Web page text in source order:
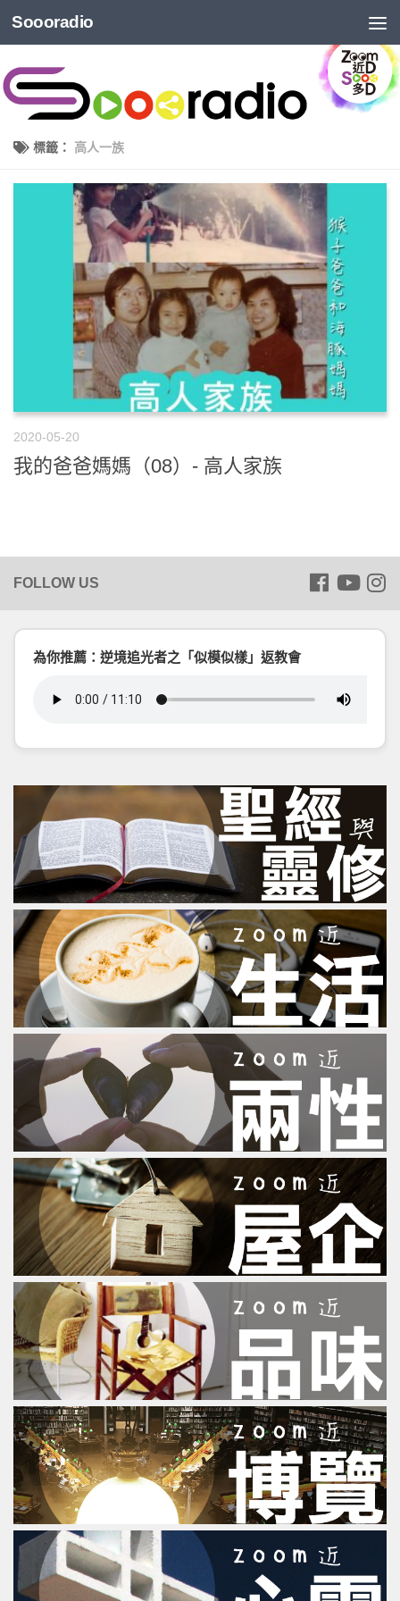
Soooradio
標籤： 高人一族
2020-05-20
我的爸爸媽媽（08）- 高人家族
為你推薦：逆境追光者之「似模似樣」返教會